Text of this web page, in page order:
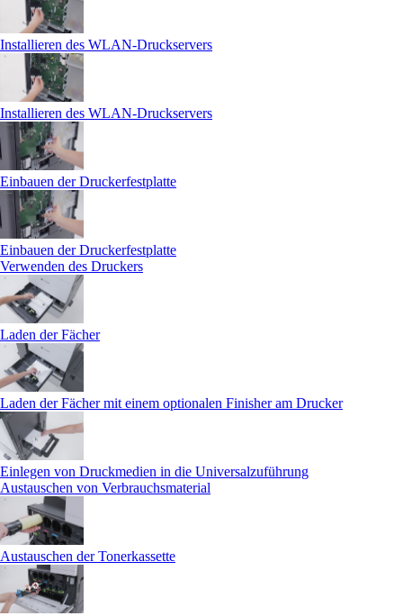
Installieren des WLAN-Druckservers
Installieren des WLAN-Druckservers
Einbauen der Druckerfestplatte
Einbauen der Druckerfestplatte
Verwenden des Druckers
Laden der Fächer
Laden der Fächer mit einem optionalen Finisher am Drucker
Einlegen von Druckmedien in die Universalzuführung
Austauschen von Verbrauchsmaterial
Austauschen der Tonerkassette